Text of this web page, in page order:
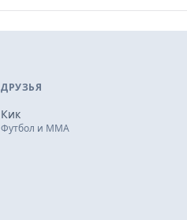
ДРУЗЬЯ
Кик
Футбол и ММА